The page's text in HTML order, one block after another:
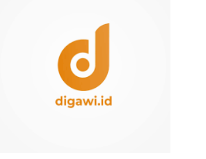
Setiap Tanggal 5 April,
Perayaan Ceng Beng
Tionghoa di Pat Kong
Mun
Adat & Budaya
INLAND NIEUWJAAR,
Lebaran Di Bangka
Masa Hindia Belanda